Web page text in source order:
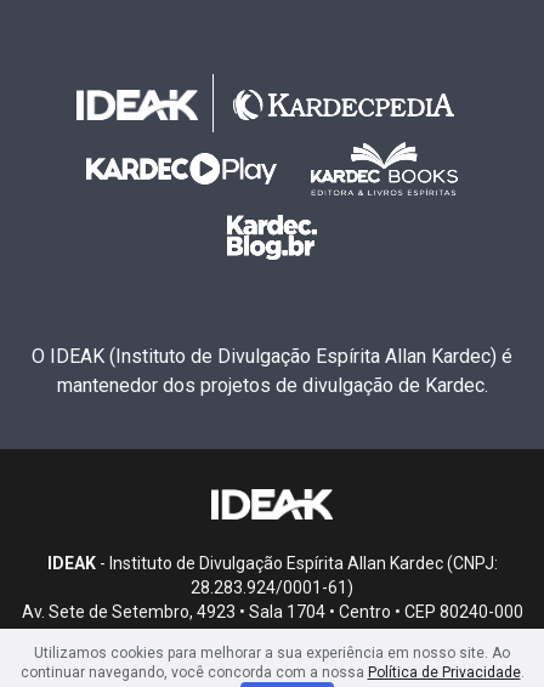
O IDEAK (Instituto de Divulgação Espírita Allan Kardec) é
mantenedor dos projetos de divulgação de Kardec.
IDEAK- Instituto de Divulgação Espírita Allan Kardec (CNPJ:
28.283.924/0001-61)
Av. Sete de Setembro, 4923 • Sala 1704 • Centro • CEP 80240-000
Utilizamos cookies para melhorar a sua experiência em nosso site. Ao
continuar navegando, você concorda com a nossa Política de Privacidade.